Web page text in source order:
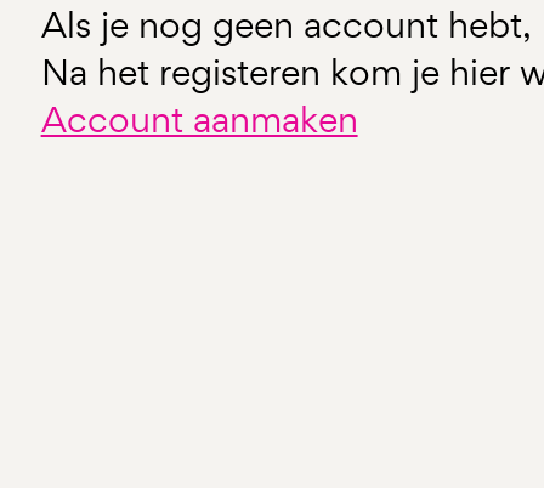
Als je nog geen account hebt,
Na het registeren kom je hier
Account aanmaken